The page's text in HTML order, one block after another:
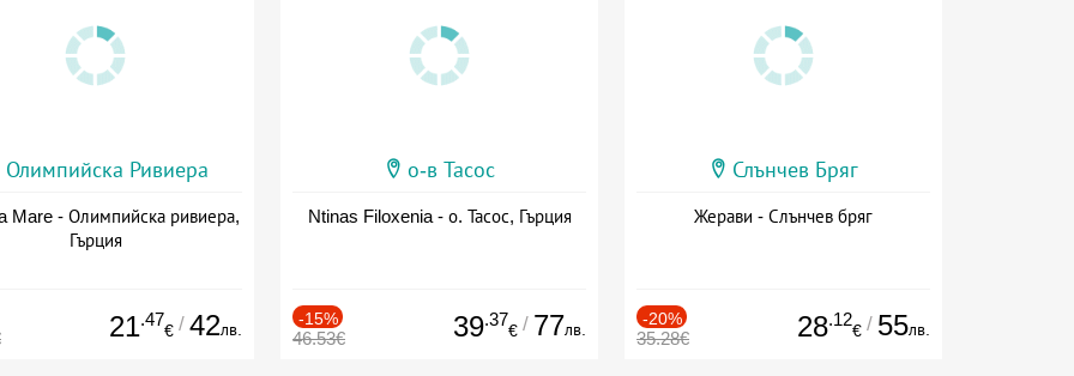
Олимпийска Ривиера
Mare - Олимпийска ривиера,
Гърция
21.47
€ / 42лв.
о-в Тасос
Ntinas Filoxenia - о. Тасос, Гърция
-15%
46.53€ 39.37
€ / 77лв.
Слънчев Бряг
Жерави - Слънчев бряг
-20%
35.28€ 28.12
€ / 55лв.